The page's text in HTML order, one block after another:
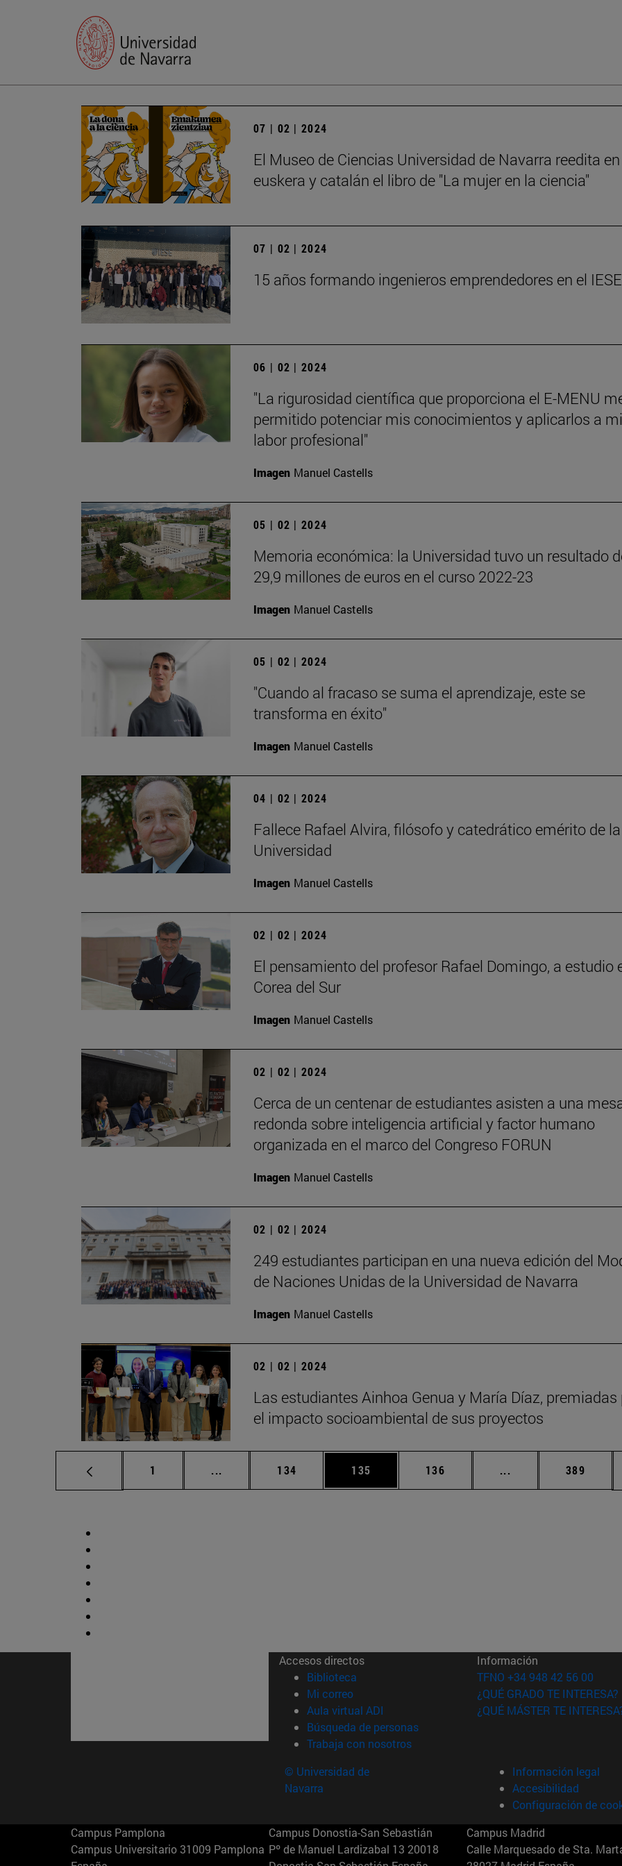
07 | 02 | 2024
El Museo de Ciencias Universidad de Navarra reedita en
euskera y catalán el libro de "La mujer en la ciencia"
07 | 02 | 2024
15 años formando ingenieros emprendedores en el IESE
06 | 02 | 2024
"La rigurosidad científica que proporciona el E-MENU
permitido potenciar mis conocimientos y aplicarlos a mi
labor profesional"
Imagen Manuel Castells
05 | 02 | 2024
Memoria económica: la Universidad tuvo un resultado
29,9 millones de euros en el curso 2022-23
Imagen Manuel Castells
05 | 02 | 2024
"Cuando al fracaso se suma el aprendizaje, este se
transforma en éxito"
Imagen Manuel Castells
04 | 02 | 2024
Fallece Rafael Alvira, filósofo y catedrático emérito de la
Universidad
Imagen Manuel Castells
02 | 02 | 2024
El pensamiento del profesor Rafael Domingo, a estudio
Corea del Sur
Imagen Manuel Castells
02 | 02 | 2024
Cerca de un centenar de estudiantes asisten a una
redonda sobre inteligencia artificial y factor humano
organizada en el marco del Congreso FORUN
Imagen Manuel Castells
02 | 02 | 2024
249 estudiantes participan en una nueva edición del
de Naciones Unidas de la Universidad de Navarra
Imagen Manuel Castells
02 | 02 | 2024
Las estudiantes Ainhoa Genua y María Díaz, premiadas
el impacto socioambiental de sus proyectos
Página
1 ... Páginas intermedias Use TAB para desplazarse.
Página
134 Página
135 Página
136 ... Páginas Página
389
Accesos directos
Biblioteca (abre en nueva ventana)
Mi correo(abre en nueva ventana)
Aula virtual ADI (abre en nueva ventana)
Búsqueda de personas(abre en nueva ventana)
Trabaja con nosotros(abre en nueva ventana)
Información
TFNO +34 948 42 56 00
¿QUÉ GRADO TE INTERESA?
¿QUÉ MÁSTER TE
© Universidad de
Navarra
Información legal
Accesibilidad
Configuración de
Campus Pamplona
Campus Universitario 31009 Pamplona
Campus Donostia-San Sebastián
Pº de Manuel Lardizabal 13 20018
Campus Madrid
Calle Marquesado de Sta.